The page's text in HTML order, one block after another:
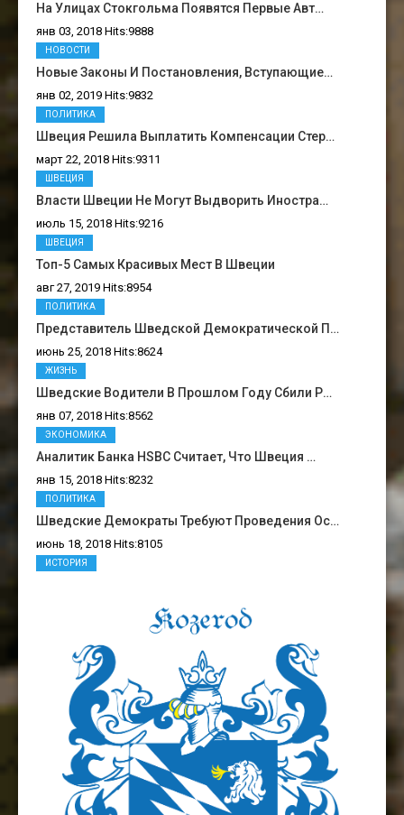
На Улицах Стокгольма Появятся Первые Авт…
янв 03, 2018 Hits:9888
Новые Законы И Постановления, Вступающие…
янв 02, 2019 Hits:9832
НОВОСТИ
Швеция Решила Выплатить Компенсации Стер…
март 22, 2018 Hits:9311
ПОЛИТИКА
Власти Швеции Не Могут Выдворить Иностра…
июль 15, 2018 Hits:9216
ШВЕЦИЯ
Топ-5 Самых Красивых Мест В Швеции
авг 27, 2019 Hits:8954
ШВЕЦИЯ
Представитель Шведской Демократической П…
июнь 25, 2018 Hits:8624
ПОЛИТИКА
Шведские Водители В Прошлом Году Сбили Р…
янв 07, 2018 Hits:8562
ЖИЗНЬ
Аналитик Банка HSBC Считает, Что Швеция …
янв 15, 2018 Hits:8232
ЭКОНОМИКА
Шведские Демократы Требуют Проведения Ос…
июнь 18, 2018 Hits:8105
ПОЛИТИКА
ИСТОРИЯ